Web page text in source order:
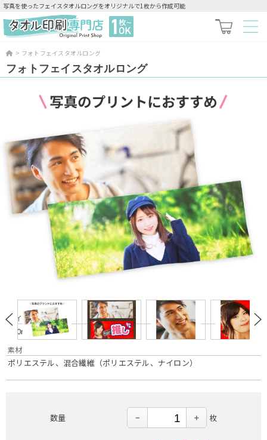
写真を使ったフェイスタオルロングをオリジナルで1枚から作成可能
> フォトフェイスタオルロング
フォトフェイスタオルロング
サイズ
340mm×850mm
素材
ポリエステル、混合繊維（ポリエステル、ナイロン）
数量 － ＋ 枚